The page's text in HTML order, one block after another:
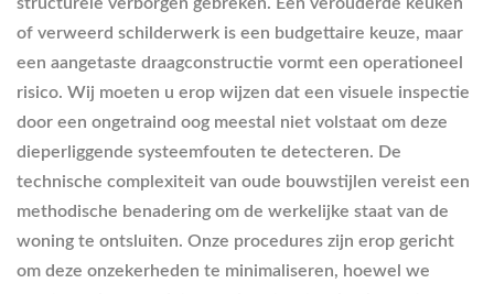
of verweerd schilderwerk is een budgettaire keuze, maar
een aangetaste draagconstructie vormt een operationeel
risico. Wij moeten u erop wijzen dat een visuele inspectie
door een ongetraind oog meestal niet volstaat om deze
dieperliggende systeemfouten te detecteren. De
technische complexiteit van oude bouwstijlen vereist een
methodische benadering om de werkelijke staat van de
woning te ontsluiten. Onze procedures zijn erop gericht
om deze onzekerheden te minimaliseren, hoewel we